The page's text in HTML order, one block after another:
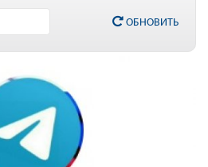
ОБНОВИТЬ